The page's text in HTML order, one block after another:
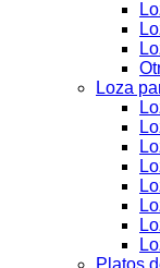
Loza
Platos